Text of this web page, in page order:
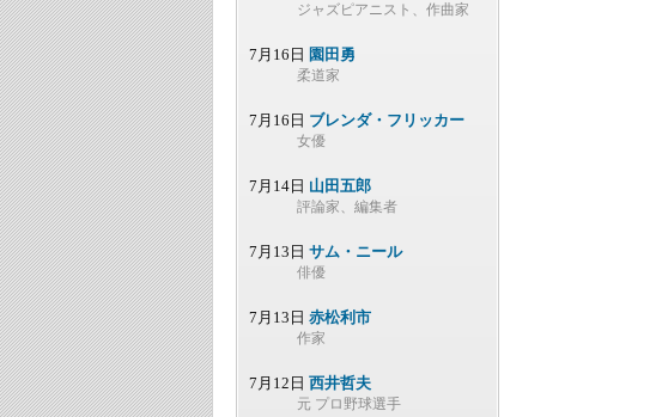
ジャズピアニスト、作曲家
7月16日 園田勇
柔道家
7月16日 ブレンダ・フリッカー
女優
7月14日 山田五郎
評論家、編集者
7月13日 サム・ニール
俳優
7月13日 赤松利市
作家
7月12日 西井哲夫
元 プロ野球選手